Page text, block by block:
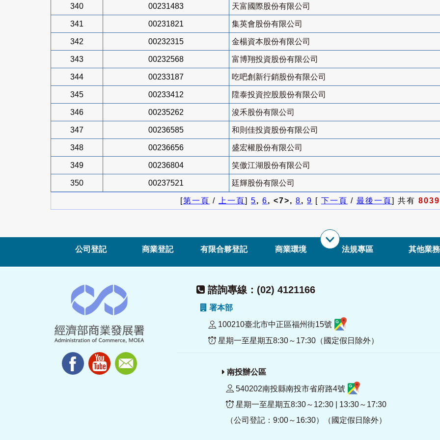
340 00231483 天富國際股份有限公司
341 00231821 集英會股份有限公司
342 00232315 金楊資本股份有限公司
343 00232568 富博翔投資股份有限公司
344 00233187 吃吧創新行銷股份有限公司
345 00233412 陞泰投資控股股份有限公司
346 00235262 浚禾股份有限公司
347 00236585 和則佳投資股份有限公司
348 00236656 盛宏權股份有限公司
349 00236804 笑傲江湖股份有限公司
350 00237521 廷輝股份有限公司
[第一頁 / 上一頁] 5, 6, <7>, 8, 9 [ 下一頁 / 最後一頁] 共有 8039
公司登記 商業登記 有限合夥登記 商業環境 法規專區 其他業務
諮詢專線：(02) 4121166
署本部
100210臺北市中正區福州街15號
星期一至星期五8:30～17:30（國定假日除外）
南投辦公區
540202南投縣南投市省府路4號
星期一至星期五8:30～12:30 | 13:30～17:30
（公司登記：9:00～16:30）（國定假日除外）